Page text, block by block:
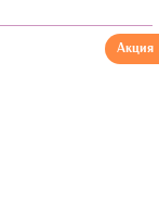
Акция